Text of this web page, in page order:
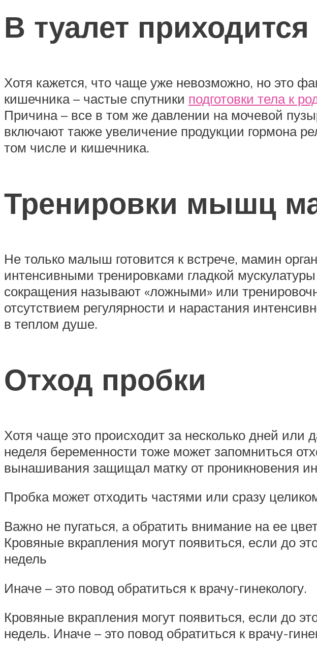
В туалет
Хотя кажется, что чаще уже невозможно, но это
кишечника – частые спутники подготовки тела к
Причина – все в том же давлении на мочевой
включают также увеличение продукции гормона
том числе и кишечника.
Тренировки мышц
Не только малыш готовится к встрече, мамин
интенсивными тренировками гладкой
сокращения называют «ложными» или
отсутствием регулярности и нарастания
в теплом душе.
Отход пробки
Хотя чаще это происходит за несколько дней или
неделя беременности тоже может запомниться
вынашивания защищал матку от проникновения
Пробка может отходить частями или сразу
Важно не пугаться, а обратить внимание на ее
Кровяные вкрапления могут появиться, если до
недель
Иначе – это повод обратиться к врачу-гинекологу.
Кровяные вкрапления могут появиться, если до
недель. Иначе – это повод обратиться к врачу-